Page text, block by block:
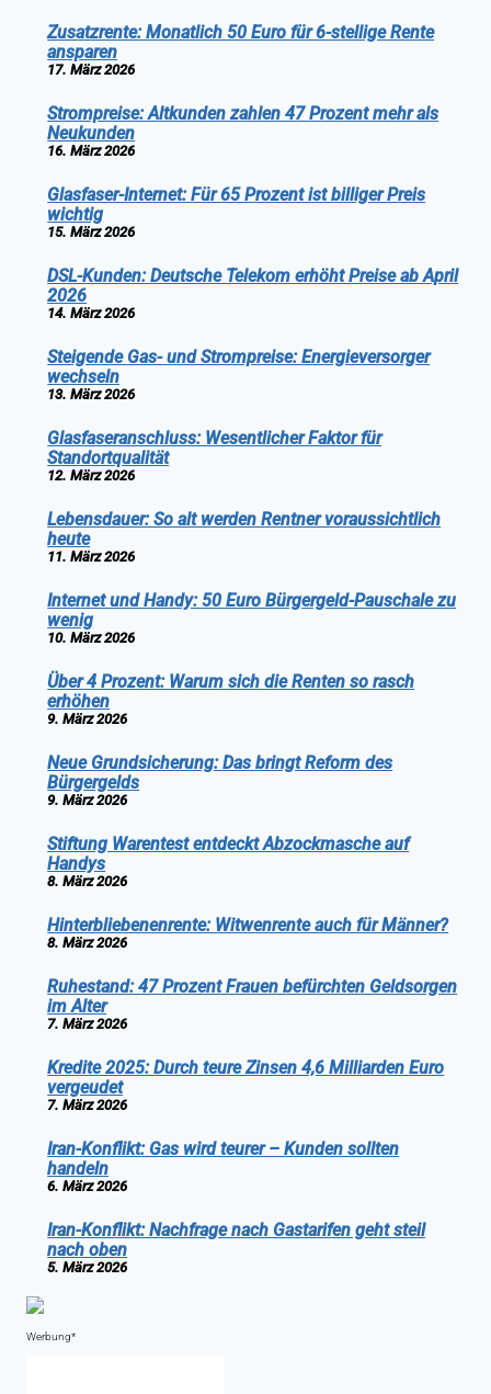
Zusatzrente: Monatlich 50 Euro für 6-stellige Rente
ansparen
17. März 2026
Strompreise: Altkunden zahlen 47 Prozent mehr als
Neukunden
16. März 2026
Glasfaser-Internet: Für 65 Prozent ist billiger Preis
wichtig
15. März 2026
DSL-Kunden: Deutsche Telekom erhöht Preise ab April
2026
14. März 2026
Steigende Gas- und Strompreise: Energieversorger
wechseln
13. März 2026
Glasfaseranschluss: Wesentlicher Faktor für
Standortqualität
12. März 2026
Lebensdauer: So alt werden Rentner voraussichtlich
heute
11. März 2026
Internet und Handy: 50 Euro Bürgergeld-Pauschale zu
wenig
10. März 2026
Über 4 Prozent: Warum sich die Renten so rasch
erhöhen
9. März 2026
Neue Grundsicherung: Das bringt Reform des
Bürgergelds
9. März 2026
Stiftung Warentest entdeckt Abzockmasche auf
Handys
8. März 2026
Hinterbliebenenrente: Witwenrente auch für Männer?
8. März 2026
Ruhestand: 47 Prozent Frauen befürchten Geldsorgen
im Alter
7. März 2026
Kredite 2025: Durch teure Zinsen 4,6 Milliarden Euro
vergeudet
7. März 2026
Iran-Konflikt: Gas wird teurer – Kunden sollten
handeln
6. März 2026
Iran-Konflikt: Nachfrage nach Gastarifen geht steil
nach oben
5. März 2026
Werbung*